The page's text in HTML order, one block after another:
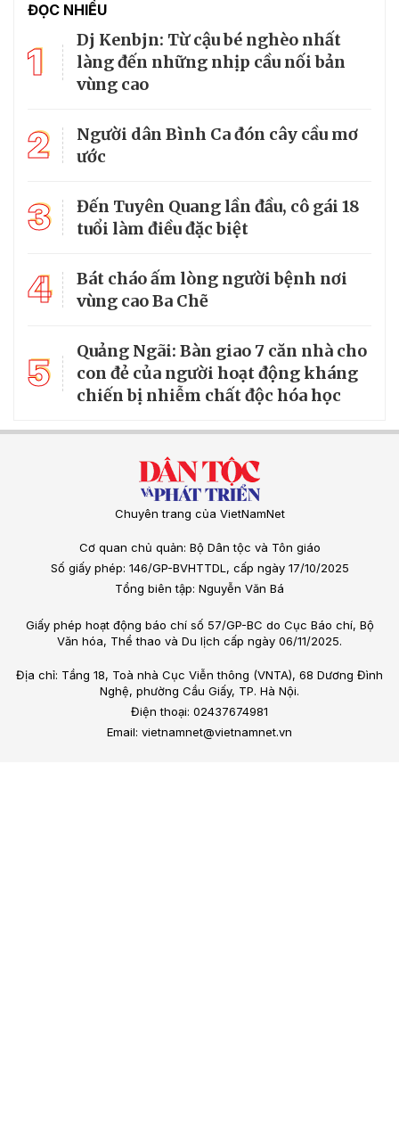
ĐỌC NHIỀU
1
Dj Kenbjn: Từ cậu bé nghèo nhất
làng đến những nhịp cầu nối bản
vùng cao
2
Người dân Bình Ca đón cây cầu mơ
ước
3
Đến Tuyên Quang lần đầu, cô gái 18
tuổi làm điều đặc biệt
4
Bát cháo ấm lòng người bệnh nơi
vùng cao Ba Chẽ
5
Quảng Ngãi: Bàn giao 7 căn nhà cho
con đẻ của người hoạt động kháng
chiến bị nhiễm chất độc hóa học
Chuyên trang của VietNamNet
Cơ quan chủ quản: Bộ Dân tộc và Tôn giáo
Số giấy phép: 146/GP-BVHTTDL, cấp ngày 17/10/2025
Tổng biên tập: Nguyễn Văn Bá
Giấy phép hoạt động báo chí số 57/GP-BC do Cục Báo chí, Bộ
Văn hóa, Thể thao và Du lịch cấp ngày 06/11/2025.
Địa chỉ: Tầng 18, Toà nhà Cục Viễn thông (VNTA), 68 Dương Đình
Nghệ, phường Cầu Giấy, TP. Hà Nội.
Điện thoại: 02437674981
Email: vietnamnet@vietnamnet.vn